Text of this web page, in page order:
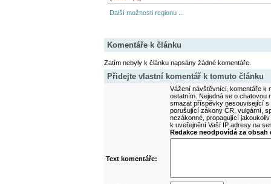
Další možnosti regionu ...
Komentáře k článku
Zatím nebyly k článku napsány žádné komentáře.
Přidejte vlastní komentář k tomuto článku
Vážení návštěvníci, komentáře k
ostatním. Nejedná se o
smazat příspěvky nesouvisející
porušující zákony ČR, vulgární,
nezákonné, propagující
k uveřejnění Vaší IP adresy na
Redakce neodpovídá za
Text komentáře: